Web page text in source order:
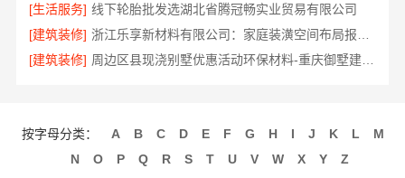
[生活服务] 线下轮胎批发选湖北省腾冠畅实业贸易有限公司
[建筑装修]
[建筑装修]
周边区县现浇别墅优惠活动环保材料-重庆御墅建筑材料有限公司
按字母分类： A B C D E F G H I J K L
M
N
O P Q R S T U V W X Y Z